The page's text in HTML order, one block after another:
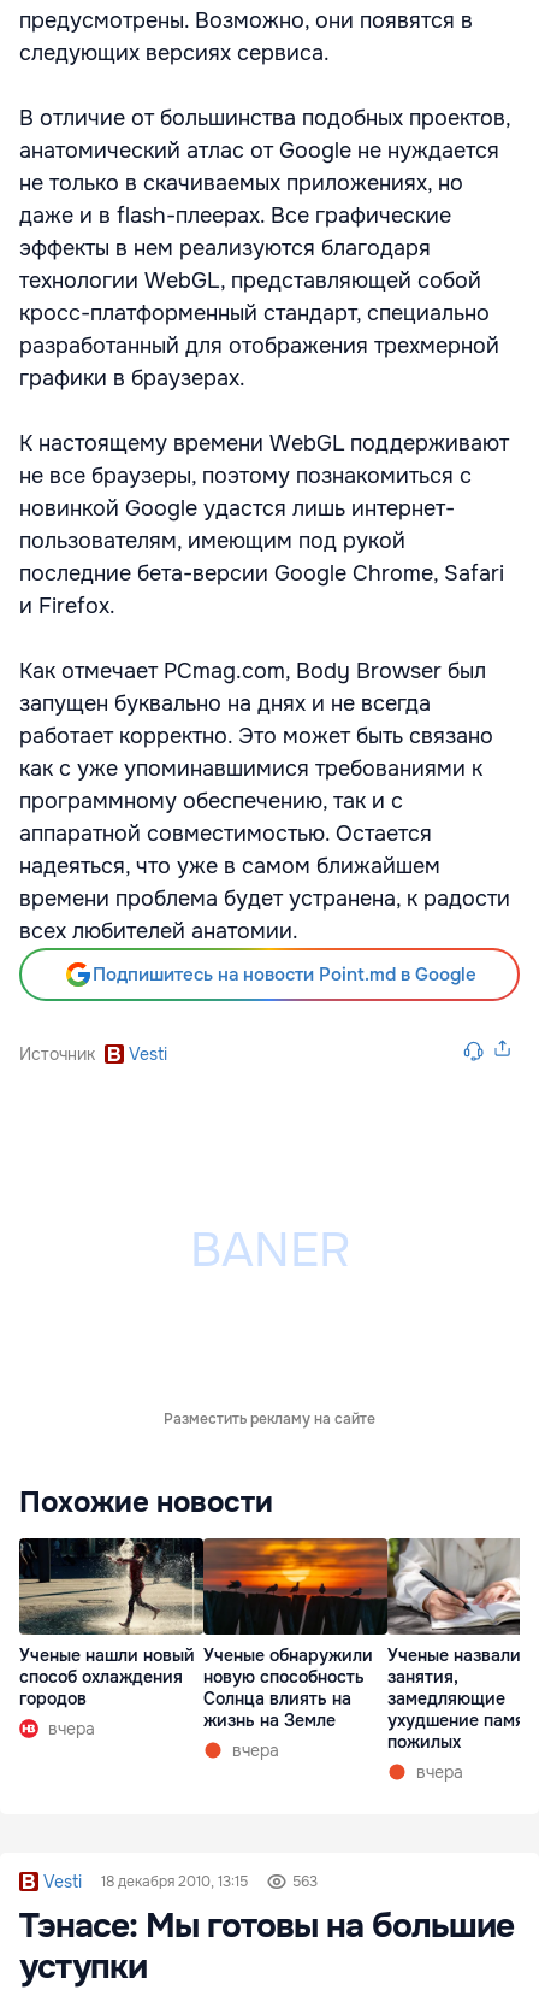
предусмотрены. Возможно, они появятся в
следующих версиях сервиса.
В отличие от большинства подобных проектов,
анатомический атлас от Google не нуждается
не только в скачиваемых приложениях, но
даже и в flash-плеерах. Все графические
эффекты в нем реализуются благодаря
технологии WebGL, представляющей собой
кросс-платформенный стандарт, специально
разработанный для отображения трехмерной
графики в браузерах.
К настоящему времени WebGL поддерживают
не все браузеры, поэтому познакомиться с
новинкой Google удастся лишь интернет-
пользователям, имеющим под рукой
последние бета-версии Google Chrome, Safari
и Firefox.
Как отмечает PCmag.com, Body Browser был
запущен буквально на днях и не всегда
работает корректно. Это может быть связано
как с уже упоминавшимися требованиями к
программному обеспечению, так и с
аппаратной совместимостью. Остается
надеяться, что уже в самом ближайшем
времени проблема будет устранена, к радости
всех любителей анатомии.
Подпишитесь на новости Point.md в Google
Источник Vesti
Разместить рекламу на сайте
Похожие новости
Ученые нашли новый
способ охлаждения
городов
вчера
Ученые обнаружили
новую способность
Солнца влиять на
жизнь на Земле
вчера
Ученые назвали
занятия,
замедляющие
ухудшение
пожилых
вчера
Vesti 18 декабря 2010, 13:15 563
Тэнасе: Мы готовы на большие
уступки